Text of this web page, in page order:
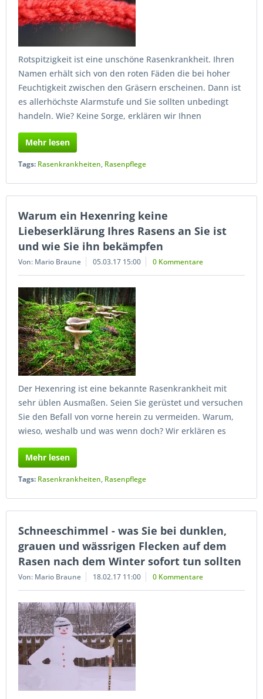
Rotspitzigkeit ist eine unschöne Rasenkrankheit. Ihren
Namen erhält sich von den roten Fäden die bei hoher
Feuchtigkeit zwischen den Gräsern erscheinen. Dann ist
es allerhöchste Alarmstufe und Sie sollten unbedingt
handeln. Wie? Keine Sorge, erklären wir Ihnen
Mehr lesen
Tags: Rasenkrankheiten, Rasenpflege
Warum ein Hexenring keine
Liebeserklärung Ihres Rasens an Sie ist
und wie Sie ihn bekämpfen
Von: Mario Braune 05.03.17 15:00 0 Kommentare
Der Hexenring ist eine bekannte Rasenkrankheit mit
sehr üblen Ausmaßen. Seien Sie gerüstet und versuchen
Sie den Befall von vorne herein zu vermeiden. Warum,
wieso, weshalb und was wenn doch? Wir erklären es
Mehr lesen
Tags: Rasenkrankheiten, Rasenpflege
Schneeschimmel - was Sie bei dunklen,
grauen und wässrigen Flecken auf dem
Rasen nach dem Winter sofort tun sollten
Von: Mario Braune 18.02.17 11:00 0 Kommentare